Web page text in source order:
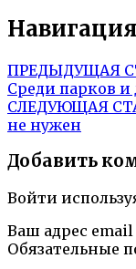
ПРЕДЫДУЩАЯ
Среди парков и
СЛЕДУЮЩАЯ
не нужен
Добавить
Войти
Ваш адрес email
Обязательные